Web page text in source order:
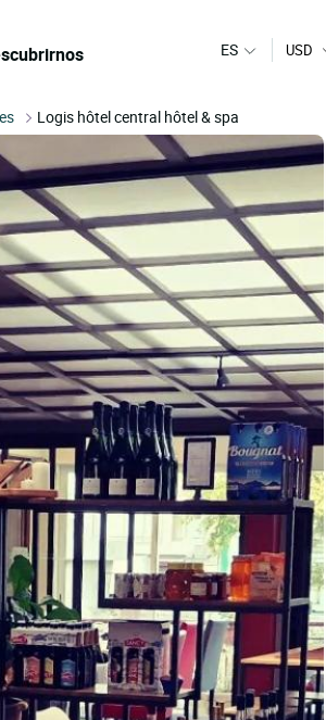
ES USD
Logis hôtel central hôtel & spa